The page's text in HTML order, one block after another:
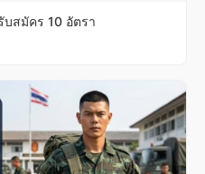
สมัคร 10 อัตรา